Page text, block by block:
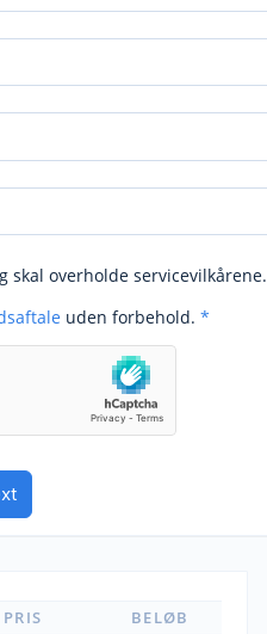
skal overholde servicevilkårene.
uden forbehold. *
PRIS BELØB